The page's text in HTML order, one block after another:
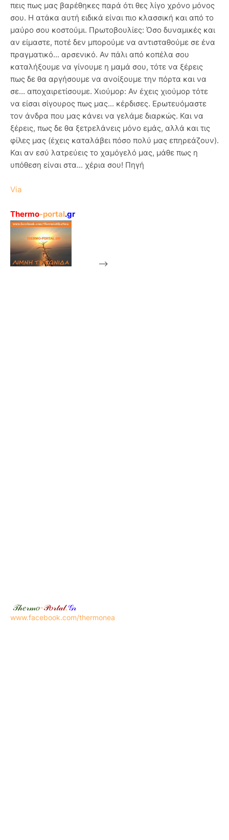
πεις πως μας βαρέθηκες παρά ότι θες λίγο χρόνο μόνος
σου. Η ατάκα αυτή ειδικά είναι πιο κλασσική και από το
μαύρο σου κοστούμι. Πρωτοβουλίες: Όσο δυναμικές και
αν είμαστε, ποτέ δεν μπορούμε να αντισταθούμε σε ένα
πραγματικό... αρσενικό. Αν πάλι από κοπέλα σου
καταλήξουμε να γίνουμε η μαμά σου, τότε να ξέρεις
πως δε θα αργήσουμε να ανοίξουμε την πόρτα και να
σε... αποχαιρετίσουμε. Χιούμορ: Αν έχεις χιούμορ τότε
να είσαι σίγουρος πως μας... κέρδισες. Ερωτευόμαστε
τον άνδρα που μας κάνει να γελάμε διαρκώς. Και να
ξέρεις, πως δε θα ξετρελάνεις μόνο εμάς, αλλά και τις
φίλες μας (έχεις καταλάβει πόσο πολύ μας επηρεάζουν).
Και αν εσύ λατρεύεις το χαμόγελό μας, μάθε πως η
υπόθεση είναι στα... χέρια σου! Πηγή
Via
Thermo-portal.gr
-->
𝒯𝒽𝑒𝓇𝓂𝑜-𝒫𝑜𝓇𝓉𝒶𝓁.𝒢𝓇
www.facebook.com/thermonea